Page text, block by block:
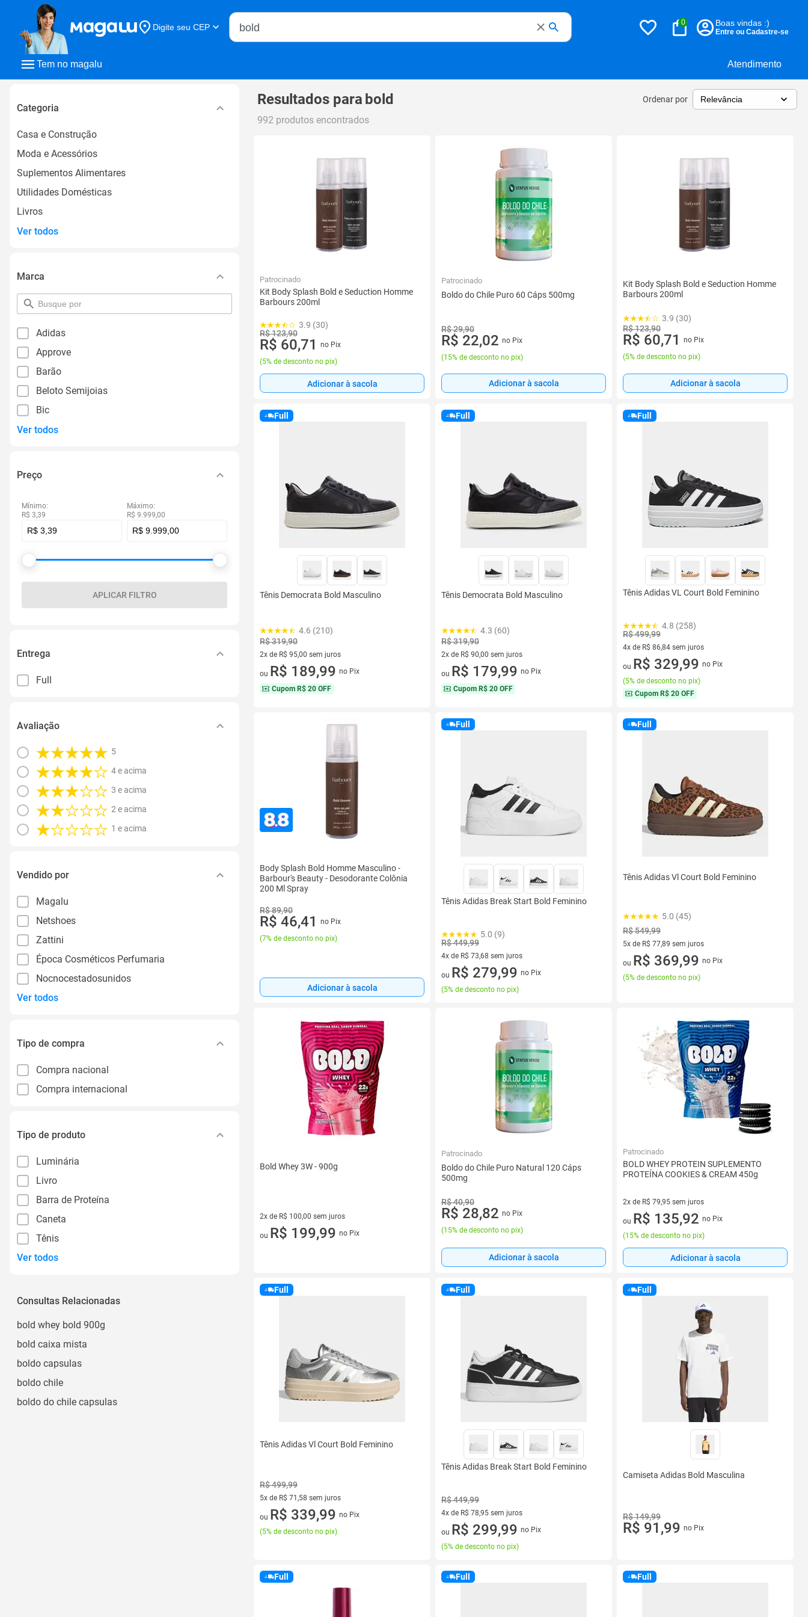
Tem no magalu Atendimento
Digite seu CEP
Buscar no Magalu
0 Boas vindas :)
Entre ou Cadastre-se
Categoria
Casa e Construção
Moda e Acessórios
Suplementos Alimentares
Utilidades Domésticas
Livros
Ver todos
Marca
pesquisar
por
Adidas
Approve
Barão
Beloto Semijoias
Bic
Ver todos
Preço
Mínimo:
R$ 3,39
Máximo:
R$ 9.999,00
APLICAR FILTRO
Entrega
Full
Avaliação
5
4 e acima
3 e acima
2 e acima
1 e acima
Vendido por
Magalu
Netshoes
Zattini
Época Cosméticos Perfumaria
Nocnocestadosunidos
Ver todos
Tipo de compra
Compra nacional
Compra internacional
Tipo de produto
Luminária
Livro
Barra de Proteína
Caneta
Tênis
Ver todos
Consultas Relacionadas
bold whey bold 900g
bold caixa mista
boldo capsulas
boldo chile
boldo do chile capsulas
Resultados para bold Ordenar por
992 produtos encontrados
Patrocinado
Kit Body Splash Bold e Seduction Homme
Barbours 200ml
3.9 (30)
R$ 123,90
R$ 60,71
no Pix
(5% de desconto no pix)
Adicionar à sacola
Patrocinado
Boldo do Chile Puro 60 Cáps 500mg
R$ 29,90
R$ 22,02 no Pix
(15% de desconto no pix)
Adicionar à sacola
Kit Body Splash Bold e Seduction Homme
Barbours 200ml
3.9 (30)
R$ 123,90
R$ 60,71
no Pix
(5% de desconto no pix)
Adicionar à sacola
Full
Tênis Democrata Bold Masculino
4.6 (210)
R$ 319,90
2x de R$ 95,00 sem juros
2 vez de R$ 95,00 sem juros
ou R$ 189,99 no Pix
Cupom R$ 20 OFF
Full
Tênis Democrata Bold Masculino
4.3 (60)
R$ 319,90
2x de R$ 90,00 sem juros
2 vez de R$ 90,00 sem juros
ou R$ 179,99 no Pix
Cupom R$ 20 OFF
Full
Tênis Adidas VL Court Bold Feminino
4.8 (258)
R$ 499,99
4x de R$ 86,84 sem juros
4 vez de R$ 86,84 sem juros
ou R$ 329,99 no Pix
(5% de desconto no pix)
Cupom R$ 20 OFF
Body Splash Bold Homme Masculino -
Barbour's Beauty - Desodorante Colônia
200 Ml Spray
R$ 89,90
R$ 46,41
no Pix
(7% de desconto no pix)
Adicionar à sacola
Full
Tênis Adidas Break Start Bold Feminino
5.0 (9)
R$ 449,99
4x de R$ 73,68 sem juros
4 vez de R$ 73,68 sem juros
ou R$ 279,99 no Pix
(5% de desconto no pix)
Full
Tênis Adidas Vl Court Bold Feminino
5.0 (45)
R$ 549,99
5x de R$ 77,89 sem juros
5 vez de R$ 77,89 sem juros
ou R$ 369,99 no Pix
(5% de desconto no pix)
Bold Whey 3W - 900g
2x de R$ 100,00 sem juros
2 vez de R$ 100,00 sem juros
ou R$ 199,99 no Pix
Patrocinado
Boldo do Chile Puro Natural 120 Cáps
500mg
R$ 40,90
R$ 28,82 no Pix
(15% de desconto no pix)
Adicionar à sacola
Patrocinado
BOLD WHEY PROTEIN SUPLEMENTO
PROTEÍNA COOKIES & CREAM 450g
2x de R$ 79,95 sem juros
2 vez de R$ 79,95 sem juros
ou R$ 135,92 no Pix
(15% de desconto no pix)
Adicionar à sacola
Full
Tênis Adidas Vl Court Bold Feminino
R$ 499,99
5x de R$ 71,58 sem juros
5 vez de R$ 71,58 sem juros
ou R$ 339,99 no Pix
(5% de desconto no pix)
Full
Tênis Adidas Break Start Bold Feminino
R$ 449,99
4x de R$ 78,95 sem juros
4 vez de R$ 78,95 sem juros
ou R$ 299,99 no Pix
(5% de desconto no pix)
Full
Camiseta Adidas Bold Masculina
R$ 149,99
R$ 91,99 no Pix
Full Full Full